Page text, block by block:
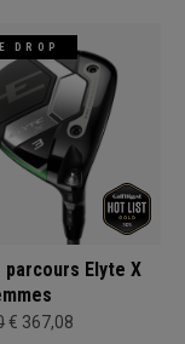
DROP
parcours Elyte X
€ 367,08